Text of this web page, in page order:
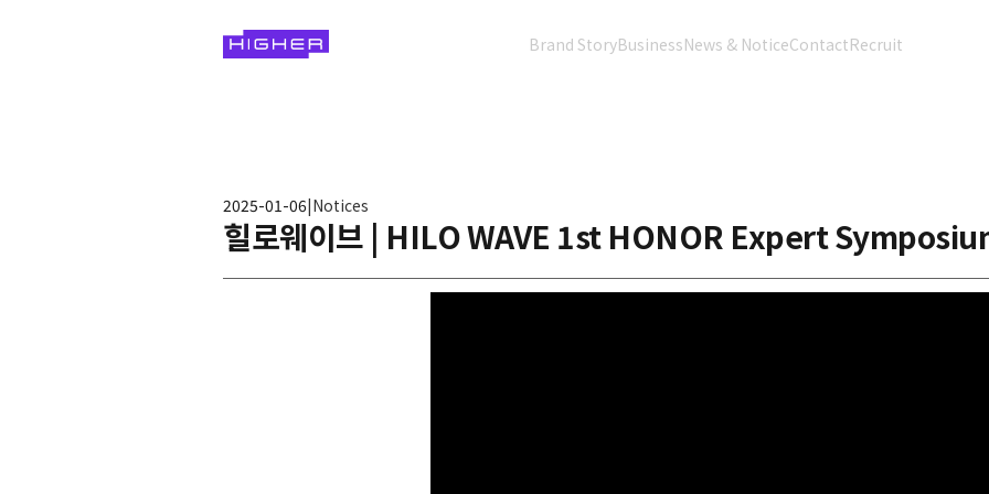
Brand StoryBusinessNews & NoticeContactRecruit
2025-01-06|Notices
힐로웨이브 | HILO WAVE 1st HONOR Expert